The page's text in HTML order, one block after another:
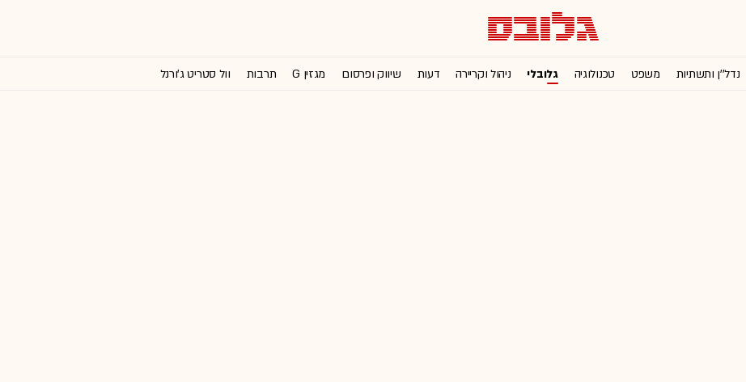
נדל''ן ותשתיות משפט טכנולוגיה גלובלי ניהול וקריירה דעות שיווק ופרסום מגזין G תרבות וול סטריט ג'ורנל